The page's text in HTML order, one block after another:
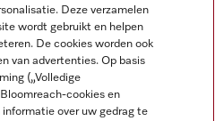
Deze verzamelen
wordt gebruikt en helpen
De cookies worden ook
van advertenties. Op basis
(„Volledige
cookies en
over uw gedrag te